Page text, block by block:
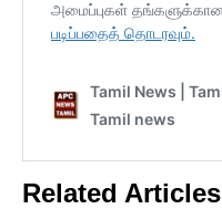
Related Articles